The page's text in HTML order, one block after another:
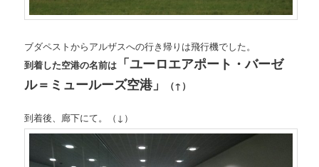
ブダペストからアルザスへの行き帰りは飛行機でした。
到着した空港の名前は 「ユーロエアポート・バーゼ
ル＝ミュールーズ空港」
（↑）
到着後、廊下にて。（↓）